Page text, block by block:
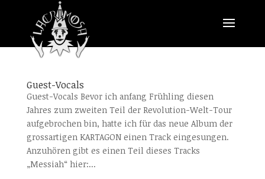
Guest-Vocals
Guest-Vocals Bevor ich anfang Frühling diesen
Jahres zum zweiten Teil der Revolution-Welt-Tour
aufgebrochen bin, hatte ich für das neue Album der
grossartigen KARTAGON einen Track eingesungen.
Anzuhören gibt es einen Teil dieses Tracks
„Messiah“ hier:...